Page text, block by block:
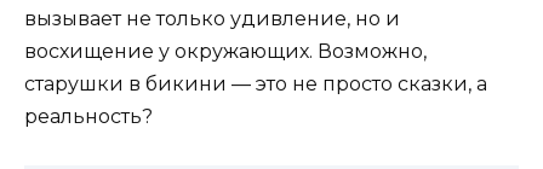
вызывает не только удивление, но и
восхищение у окружающих. Возможно,
старушки в бикини — это не просто сказки, а
реальность?